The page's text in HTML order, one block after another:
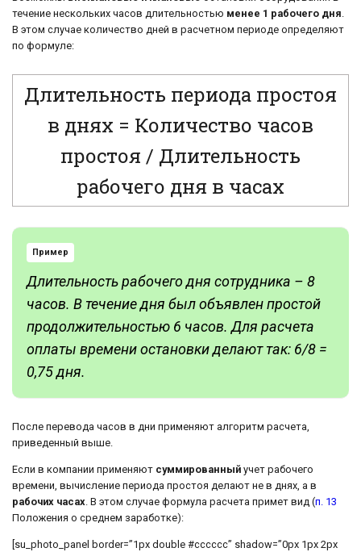
течение нескольких часов длительностью менее 1 рабочего дня
В этом случае количество дней в расчетном периоде определяют
по формуле:
Длительность периода простоя
в днях = Количество часов
простоя / Длительность
рабочего дня в часах
Пример
Длительность рабочего дня сотрудника – 8
часов. В течение дня был объявлен простой
продолжительностью 6 часов. Для расчета
оплаты времени остановки делают так: 6/8 =
0,75 дня.
После перевода часов в дни применяют алгоритм расчета,
приведенный выше.
Если в компании применяют суммированный учет рабочего
времени, вычисление периода простоя делают не в днях, а в
рабочих часах. В этом случае формула расчета примет вид (п. 13
Положения о среднем заработке):
[su_photo_panel border=”1px double #cccccc” shadow=”0px 1px 2px